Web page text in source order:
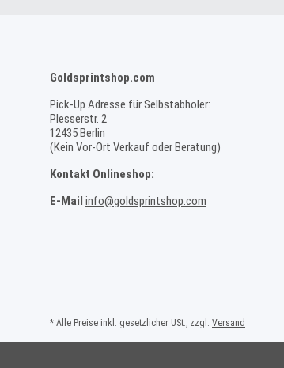
Goldsprintshop.com
Pick-Up Adresse für Selbstabholer:
Plesserstr. 2
12435 Berlin
(Kein Vor-Ort Verkauf oder Beratung)
Kontakt Onlineshop:
E-Mail info@goldsprintshop.com
* Alle Preise inkl. gesetzlicher USt., zzgl. Versand